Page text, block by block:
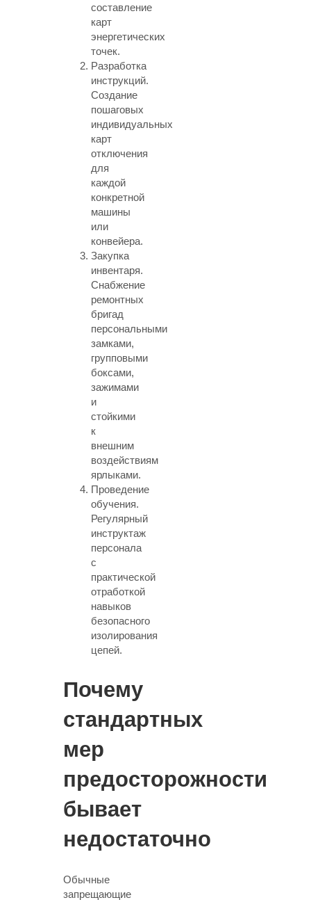
составление
карт
энергетических
точек.
Разработка
инструкций.
Создание
пошаговых
индивидуальных
карт
отключения
для
каждой
конкретной
машины
или
конвейера.
Закупка
инвентаря.
Снабжение
ремонтных
бригад
персональными
замками,
групповыми
боксами,
зажимами
и
стойкими
к
внешним
воздействиям
ярлыками.
Проведение
обучения.
Регулярный
инструктаж
персонала
с
практической
отработкой
навыков
безопасного
изолирования
цепей.
Почему
стандартных
мер
предосторожности
бывает
недостаточно
Обычные
запрещающие